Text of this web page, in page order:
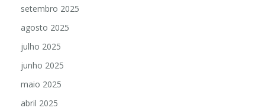
setembro 2025
agosto 2025
julho 2025
junho 2025
maio 2025
abril 2025